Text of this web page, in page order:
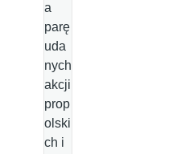
a
parę
uda
nych
akcji
prop
olski
ch i